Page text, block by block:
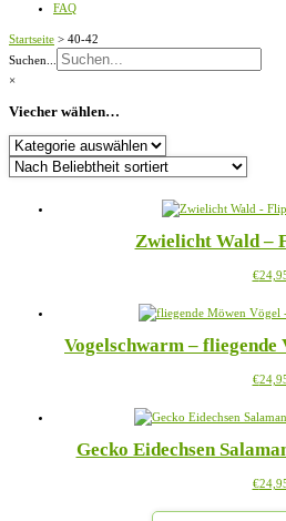
FAQ
Startseite > 40-42
Zwielicht Wald –
€
Vogelschwarm –
€
Gecko Eidechsen
€
Suchen...
×
Viecher wählen…
Viecher
wählen…